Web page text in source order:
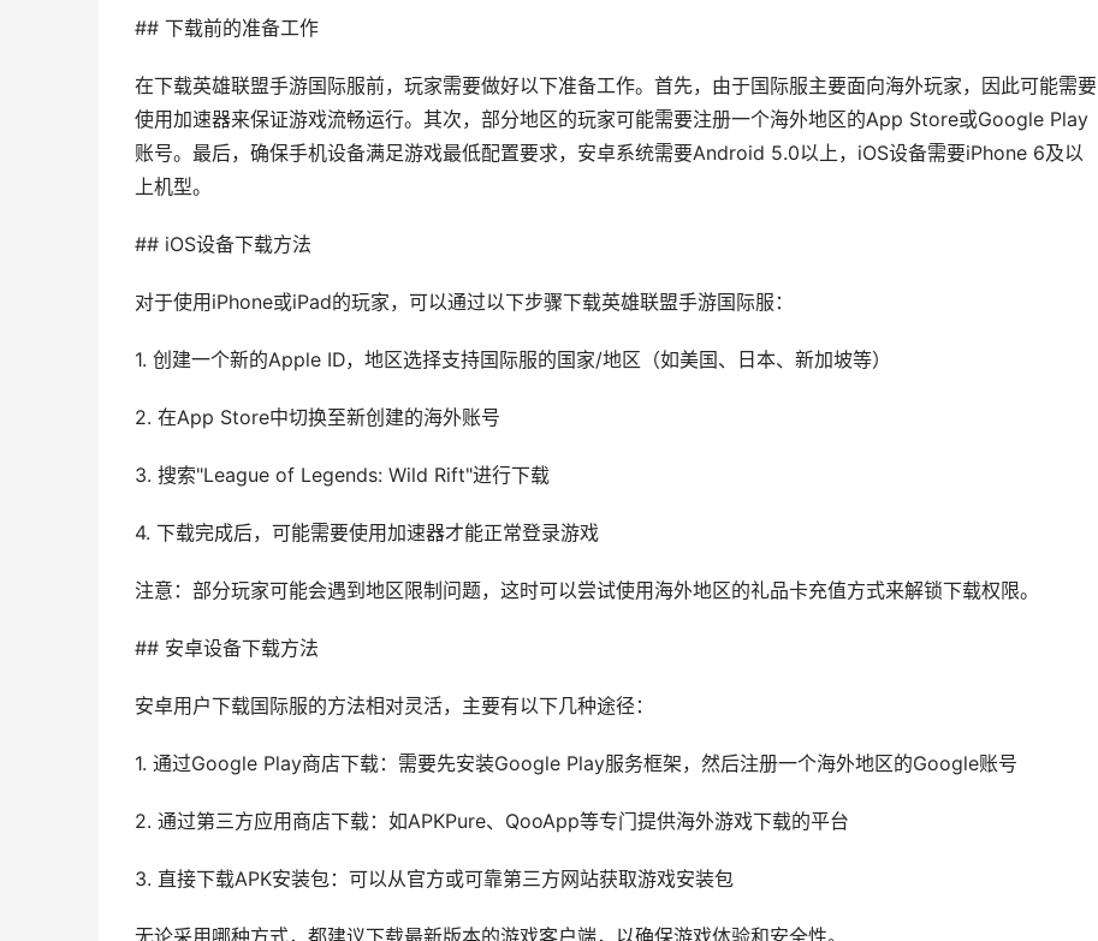
## 下载前的准备工作
在下载英雄联盟手游国际服前，玩家需要做好以下准备工作。首先，由于国际服主要面向海外玩家，因此可能需要
使用加速器来保证游戏流畅运行。其次，部分地区的玩家可能需要注册一个海外地区的App Store或Google Play
账号。最后，确保手机设备满足游戏最低配置要求，安卓系统需要Android 5.0以上，iOS设备需要iPhone 6及以
上机型。
## iOS设备下载方法
对于使用iPhone或iPad的玩家，可以通过以下步骤下载英雄联盟手游国际服：
1. 创建一个新的Apple ID，地区选择支持国际服的国家/地区（如美国、日本、新加坡等）
2. 在App Store中切换至新创建的海外账号
3. 搜索"League of Legends: Wild Rift"进行下载
4. 下载完成后，可能需要使用加速器才能正常登录游戏
注意：部分玩家可能会遇到地区限制问题，这时可以尝试使用海外地区的礼品卡充值方式来解锁下载权限。
## 安卓设备下载方法
安卓用户下载国际服的方法相对灵活，主要有以下几种途径：
1. 通过Google Play商店下载：需要先安装Google Play服务框架，然后注册一个海外地区的Google账号
2. 通过第三方应用商店下载：如APKPure、QooApp等专门提供海外游戏下载的平台
3. 直接下载APK安装包：可以从官方或可靠第三方网站获取游戏安装包